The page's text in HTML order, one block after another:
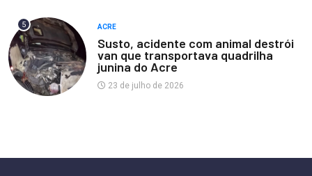
5 ACRE
Susto, acidente com animal destrói
van que transportava quadrilha
junina do Acre
23 de julho de 2026